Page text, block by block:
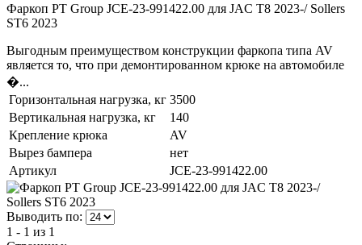
Фаркоп PT Group JCE-23-991422.00 для JAC T8 2023-/ Sollers
ST6 2023
Выгодным преимуществом конструкции фаркопа типа AV
является то, что при демонтированном крюке на автомобиле
�...
Горизонтальная нагрузка, кг 3500
Вертикальная нагрузка, кг
140
Крепление крюка
AV
Вырез бампера
нет
Артикул
JCE-23-991422.00
Выводить по:
1 - 1 из 1